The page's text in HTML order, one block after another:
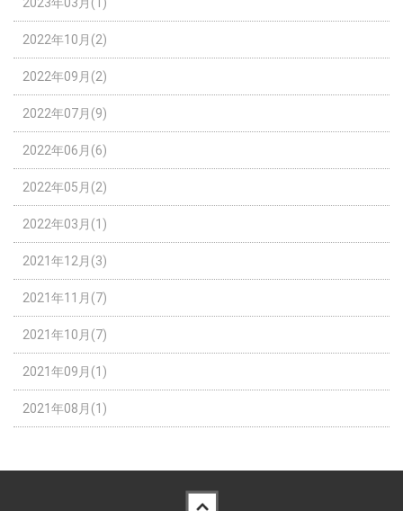
2022年10月(2)
2022年09月(2)
2022年07月(9)
2022年06月(6)
2022年05月(2)
2022年03月(1)
2021年12月(3)
2021年11月(7)
2021年10月(7)
2021年09月(1)
2021年08月(1)